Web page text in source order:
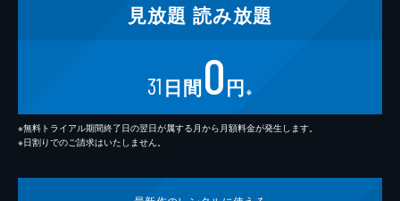
見放題 読み放題
31 日間0円 ※
※無料トライアル期間終了日の翌日が属する月から月額料金が発生します。
※日割りでのご請求はいたしません。